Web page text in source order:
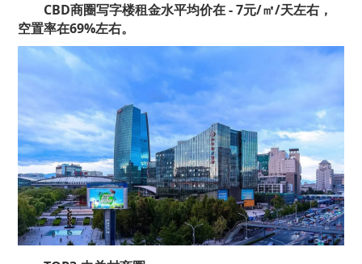
CBD商圈写字楼租金水平均价在 - 7元/㎡/天左右，
空置率在69%左右。